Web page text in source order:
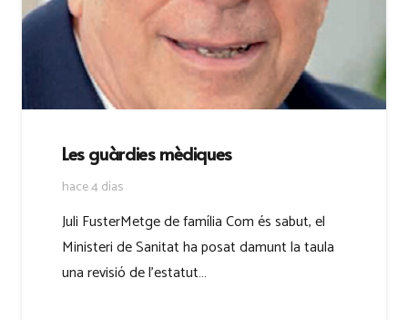
Les guàrdies mèdiques
hace 4 días
Juli FusterMetge de família Com és sabut, el
Ministeri de Sanitat ha posat damunt la taula
una revisió de l’estatut…